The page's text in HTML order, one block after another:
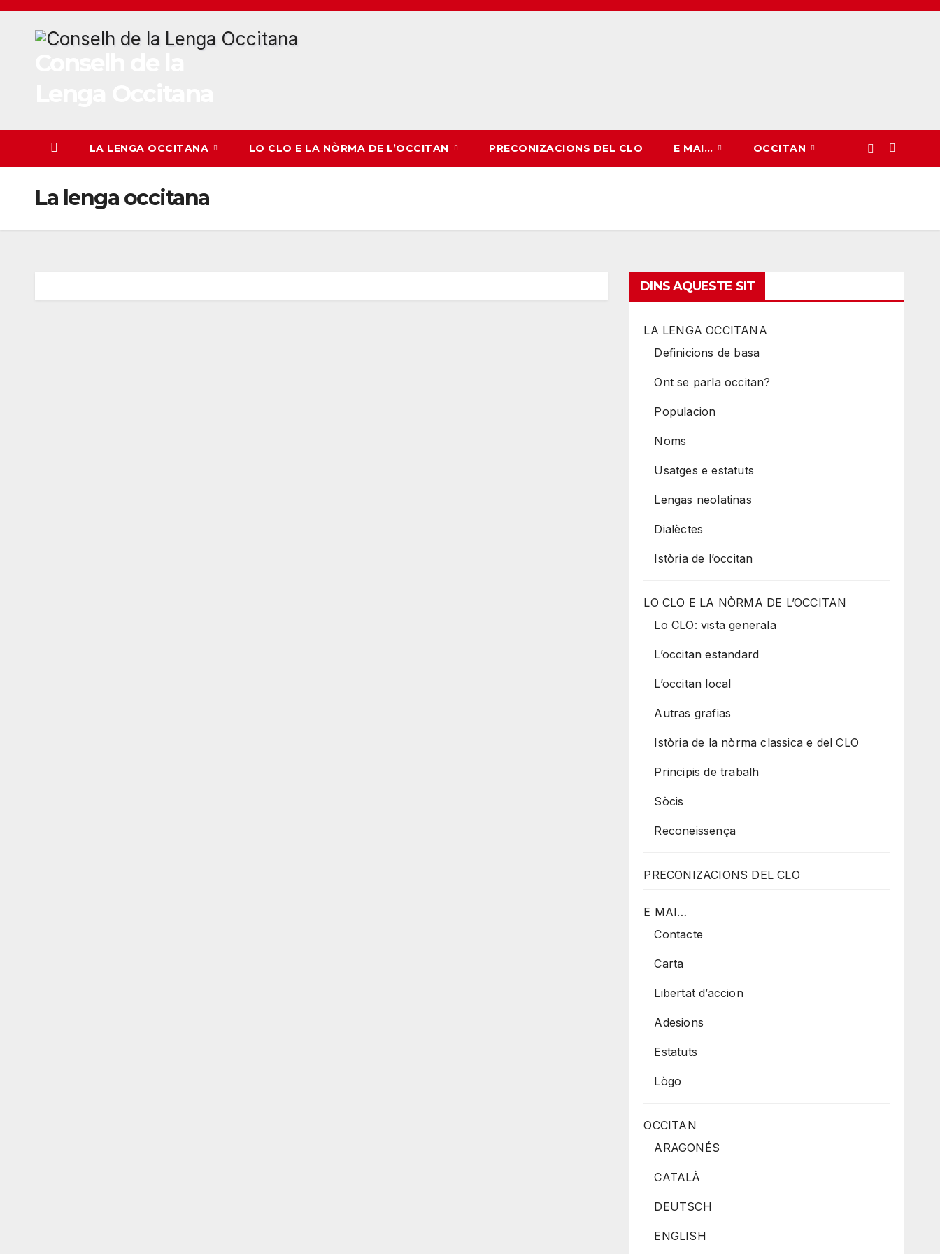
Skip
LA LENGA OCCITANA LO CLO E LA NÒRMA DE L’OCCITAN PRECONIZACIONS DEL CLO E MAI… OCCITAN
La lenga occitana
DINS AQUESTE SIT
LA LENGA OCCITANA
Definicions de basa
Ont se parla occitan?
Populacion
Noms
Usatges e estatuts
Lengas neolatinas
Dialèctes
Istòria de l’occitan
LO CLO E LA NÒRMA DE L’OCCITAN
Lo CLO: vista generala
L’occitan estandard
L’occitan local
Autras grafias
Istòria de la nòrma classica e del CLO
Principis de trabalh
Sòcis
Reconeissença
PRECONIZACIONS DEL CLO
E MAI…
Contacte
Carta
Libertat d’accion
Adesions
Estatuts
Lògo
OCCITAN
ARAGONÉS
CATALÀ
DEUTSCH
ENGLISH